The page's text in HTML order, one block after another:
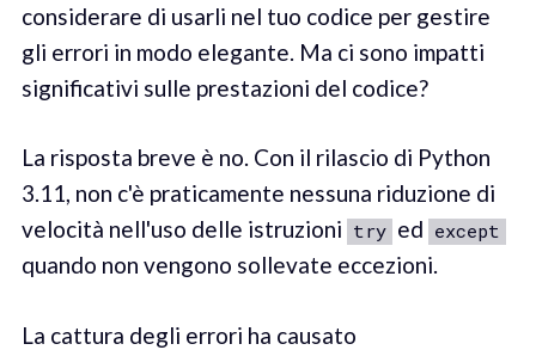
considerare di usarli nel tuo codice per gestire
gli errori in modo elegante. Ma ci sono impatti
significativi sulle prestazioni del codice?
La risposta breve è no. Con il rilascio di Python
3.11, non c'è praticamente nessuna riduzione di
velocità nell'uso delle istruzioni try ed except
quando non vengono sollevate eccezioni.
La cattura degli errori ha causato